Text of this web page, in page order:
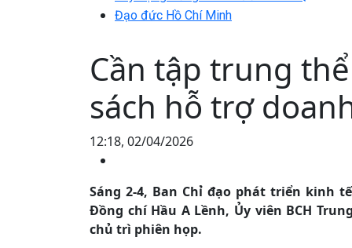
Đạo đức Hồ Chí Minh
Cần tập trung
sách hỗ trợ
12:18, 02/04/2026
Sáng 2-4, Ban Chỉ đạo phát triển kinh
Đồng chí Hầu A Lềnh, Ủy viên BCH
chủ trì phiên họp.